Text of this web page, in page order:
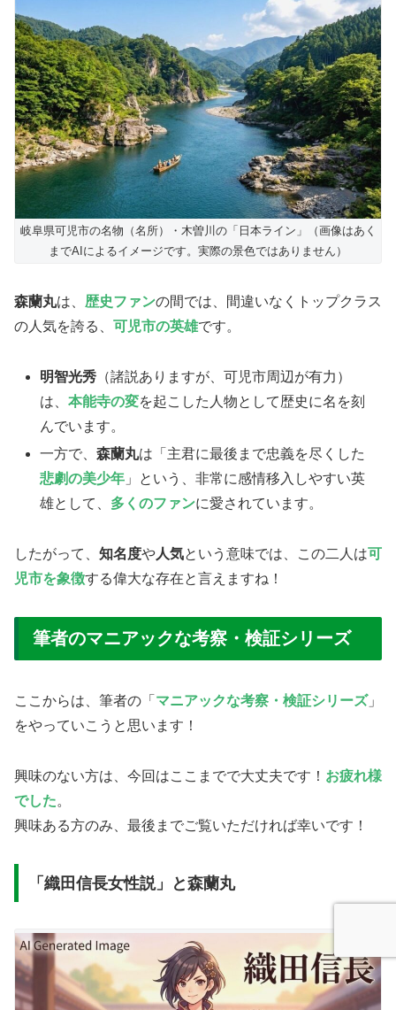
岐阜県可児市の名物（名所）・木曽川の「日本ライン」（画像はあく
までAIによるイメージです。実際の景色ではありません）
森蘭丸は、 ​歴史ファンの間では、間違いなくトップクラス
の人気を誇る、 可児市の英雄です。
明智光秀 （諸説ありますが、可児市周辺が有力）
は、本能寺の変を起こした人物として歴史に名を刻
んでいます。
​一方で、森蘭丸は「主君に最後まで忠義を尽くした
悲劇の美少年 」という、非常に感情移入しやすい英
雄として、 多くのファンに愛されています。
​したがって、 知名度や人気という意味では、この二人は可
児市を象徴する偉大な存在と言えますね！
筆者のマニアックな考察・検証シリーズ
ここからは、筆者の「 マニアックな考察・検証シリーズ」
をやっていこうと思います！
興味のない方は、今回はここまでで大丈夫です！ お疲れ様
でした。
興味ある方のみ、最後までご覧いただければ幸いです！
「織田信長女性説」と森蘭丸